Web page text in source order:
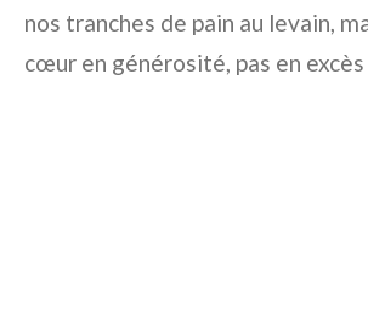
nos tranches de pain au levain,
cœur en générosité, pas en